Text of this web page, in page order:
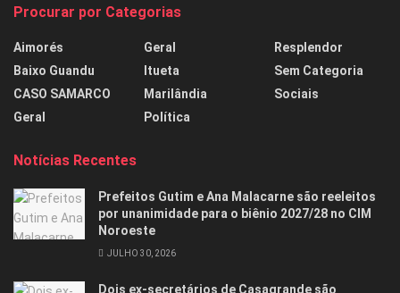
Procurar por Categorias
Aimorés
Baixo Guandu
CASO SAMARCO
Geral
Geral
Itueta
Marilândia
Política
Resplendor
Sem Categoria
Sociais
Notícias Recentes
Prefeitos Gutim e Ana Malacarne são reeleitos
por unanimidade para o biênio 2027/28 no CIM
Noroeste
JULHO 30, 2026
Dois ex-secretários de Casagrande são